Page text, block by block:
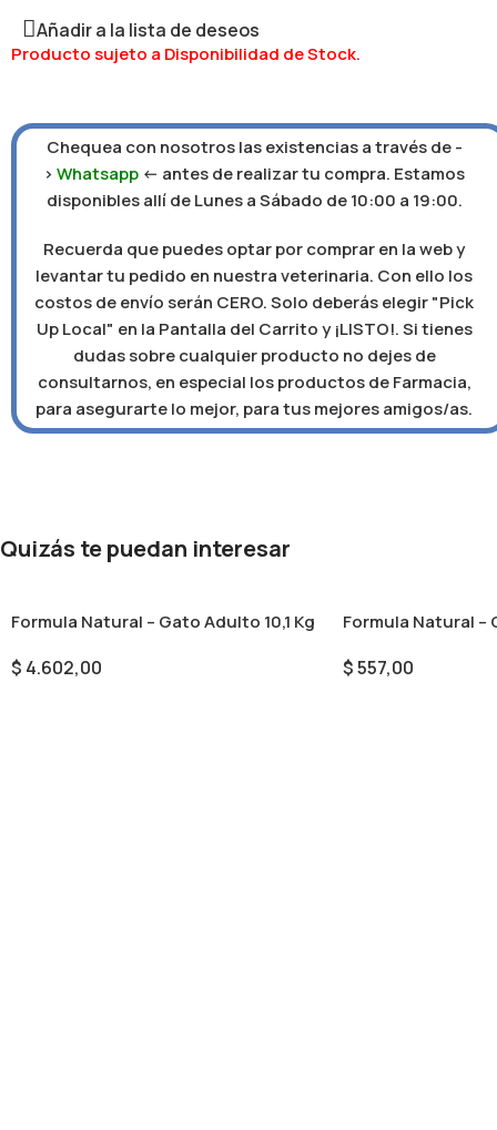
Añadir a la lista de deseos
Producto sujeto a Disponibilidad de Stock.
Chequea con nosotros las existencias a través de -
>Whatsapp <- antes de realizar tu compra. Estamos
disponibles allí de Lunes a Sábado de 10:00 a 19:00.
Recuerda que puedes optar por comprar en la web y
levantar tu pedido en nuestra veterinaria. Con ello los
costos de envío serán CERO. Solo deberás elegir "Pick
Up Local" en la Pantalla del Carrito y ¡LISTO!. Si tienes
dudas sobre cualquier producto no dejes de
consultarnos, en especial los productos de Farmacia,
para asegurarte lo mejor, para tus mejores amigos/as.
Quizás te puedan interesar
Formula Natural – Gato Adulto 10,1 Kg
$ 4.602,00
Formula Natural –
$557,00